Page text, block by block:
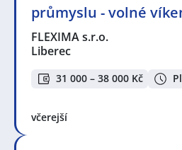
průmyslu - volné
FLEXIMA s.r.o.
Liberec
31 000 – 38 000 Kč
včerejší